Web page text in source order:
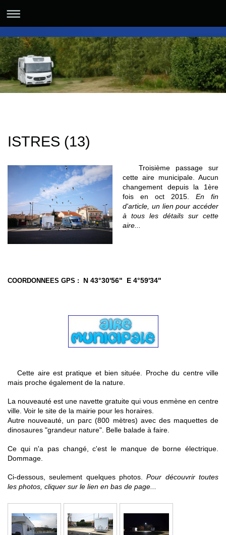
ISTRES (13)
Troisième passage sur
cette aire municipale. Aucun
changement depuis la 1ère
fois en oct 2015. En fin
d'article, un lien pour accéder
à tous les détails sur cette
aire...
COORDONNEES GPS : N 43°30'56" E 4°59'34"
Cette aire est pratique et bien située. Proche du centre ville
mais proche également de la nature.
La nouveauté est une navette gratuite qui vous enmène en centre
ville. Voir le site de la mairie pour les horaires.
Autre nouveauté, un parc (800 mètres) avec des maquettes de
dinosaures "grandeur nature". Belle balade à faire.
Ce qui n'a pas changé, c'est le manque de borne électrique.
Dommage.
Ci-dessous, seulement quelques photos.Pour découvrir toutes
les photos, cliquer sur le lien en bas de page...